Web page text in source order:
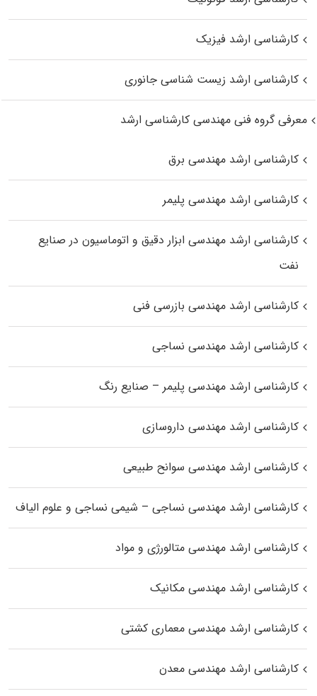
کارشناسی ارشد فیزیک
کارشناسی ارشد زیست‌ شناسی جانوری
معرفی گروه فنی مهندسی کارشناسی ارشد
کارشناسی ارشد مهندسی برق
کارشناسی ارشد مهندسی پلیمر
کارشناسی ارشد مهندسی ابزار دقیق و اتوماسیون در صنایع
نفت
کارشناسی ارشد مهندسی بازرسی فنی
کارشناسی ارشد مهندسی نساجی
کارشناسی ارشد مهندسی پلیمر – صنایع رنگ
کارشناسی ارشد مهندسی داروسازی
کارشناسی ارشد مهندسی سوانح طبیعی
کارشناسی ارشد مهندسی نساجی – شیمی نساجی و علوم الیاف
کارشناسی ارشد مهندسی متالورژی و مواد
کارشناسی ارشد مهندسی مکانیک
کارشناسی ارشد مهندسی معماری کشتی
کارشناسی ارشد مهندسی معدن